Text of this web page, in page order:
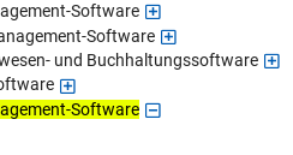
Software
Software
und Buchhaltungssoftware
Software